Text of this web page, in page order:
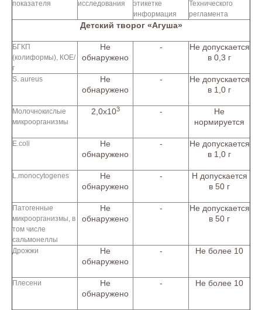
показателя
исследования
этикетке
информация
Технического
регламента
Детский творог «Агуша»
БГКП
(колиформы), КОЕ/
г
Не
обнаружено
-
Не допускается
в 0,3 г
S. aureus
Не
обнаружено
-
Не допускается
в 1,0 г
Молочнокислые
микроорганизмы
2,0х103 -
Не
нормируется
E.coli
Не
обнаружено
-
Не допускается
в 1,0 г
L.monocytogenes
Не
обнаружено
-
Н допускается
в 50 г
Патогенные
микроорганизмы, в
том числе
сальмонеллы
Не
обнаружено
-
Не допускается
в 50 г
Дрожжи
Не
обнаружено
- Не более 10
Плесени
Не
обнаружено
- Не более 10